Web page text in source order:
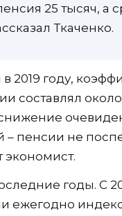
25 тысяч, а
Ткаченко.
2019 году,
составлял
– пенсии не
экономист.
годы. С
ежегодно